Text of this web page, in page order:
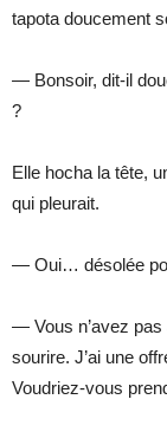
tapota doucement
— Bonsoir, dit-il
?
Elle hocha la tête,
qui pleurait.
— Oui… désolée
— Vous n’avez pas
sourire. J’ai une
Voudriez-vous